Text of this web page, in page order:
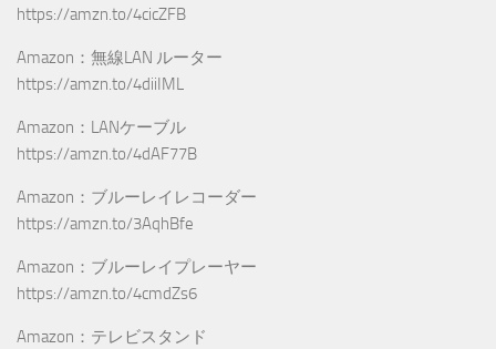
https://amzn.to/4cicZFB
Amazon：無線LAN ルーター
https://amzn.to/4diiIML
Amazon：LANケーブル
https://amzn.to/4dAF77B
Amazon：ブルーレイレコーダー
https://amzn.to/3AqhBfe
Amazon：ブルーレイプレーヤー
https://amzn.to/4cmdZs6
Amazon：テレビスタンド